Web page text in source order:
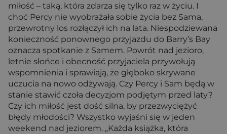
miłość – taką, która zdarza się tylko raz w życiu. I
choć Percy nie wyobrażała sobie życia bez Sama,
przewrotny los rozłączył ich na lata. Niespodziewana
konieczność ponownego przyjazdu do Barry’s Bay
oznacza spotkanie z Samem. Powrót nad jezioro,
letnie słońce i obecność przyjaciela przywołują
wspomnienia i sprawiają, że głęboko skrywane
uczucia na nowo odżywają. Czy Percy i Sam będą w
stanie stawić czoła decyzjom podjętym przed laty?
Czy ich miłość jest dość silna, by przezwyciężyć
błędy młodości? Wszystko wyjaśni się w jeden
weekend nad jeziorem. „Każda książka, która